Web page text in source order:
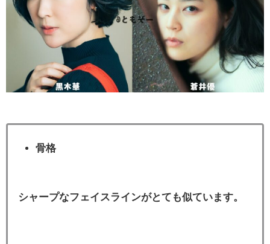
骨格
シャープなフェイスラインがとても似ています。